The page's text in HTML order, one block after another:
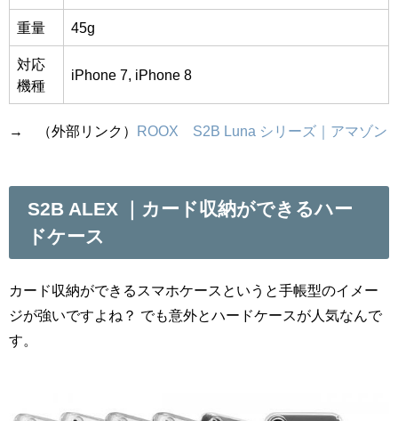
重量 45g
対応
機種
iPhone 7, iPhone 8
→ （外部リンク） ROOX S2B Luna シリーズ｜アマゾン
S2B ALEX ｜カード収納ができるハー
ドケース
カード収納ができるスマホケースというと手帳型のイメー
ジが強いですよね？ でも意外とハードケースが人気なんで
す。